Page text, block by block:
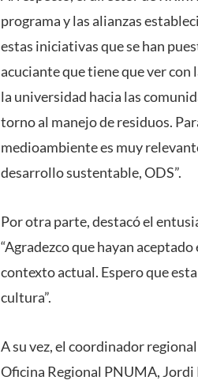
programa y las alianzas
estas iniciativas que se han
acuciante que tiene que ver
la universidad hacia las
torno al manejo de residuos.
medioambiente es muy
desarrollo sustentable, ODS”.
Por otra parte, destacó el
“Agradezco que hayan
contexto actual. Espero que
cultura”.
A su vez, el coordinador
Oficina Regional PNUMA, Jordi